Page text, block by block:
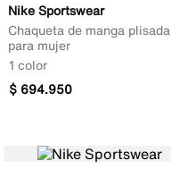
Nike Sportswear
Chaqueta de manga plisada
para mujer
1 color
$ 694.950